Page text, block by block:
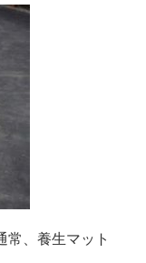
常、養生マット